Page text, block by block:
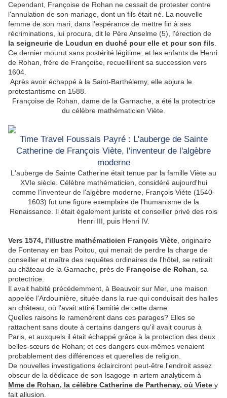
Cependant, Françoise de Rohan ne cessait de protester contre
l'annulation de son mariage, dont un fils était né. La nouvelle
femme de son mari, dans l'espérance de mettre fin à ses
récriminations, lui procura, dit le Père Anselme (5), l'érection de
la seigneurie de Loudun en duché pour elle et pour son fils
Ce dernier mourut sans postérité légitime, et les enfants de Henri
de Rohan, frère de Françoise, recueillirent sa succession vers
1604.
Après avoir échappé à la Saint-Barthélemy, elle abjura le
protestantisme en 1588.
Françoise de Rohan, dame de la Garnache, a été la protectrice
du célèbre mathématicien Viète.
Time Travel Foussais Payré : L'auberge de Sainte
Catherine de François Viète, l'inventeur de l'algèbre
moderne
L'auberge de Sainte Catherine était tenue par la famille Viète au
XVIe siècle. Célèbre mathématicien, considéré aujourd'hui
comme l'inventeur de l'algèbre moderne, François Viète (1540-
1603) fut une figure exemplaire de l'humanisme de la
Renaissance. Il était également juriste et conseiller privé des rois
Henri III, puis Henri IV.
Vers 1574, l’illustre mathématicien François Viète , originaire
de Fontenay en bas Poitou, qui menait de perdre la charge de
conseiller et maître des requêtes ordinaires de l'hôtel, se retirait
au château de la Garnache, près de Françoise de Rohan , sa
protectrice.
Il avait habité précédemment, à Beauvoir sur Mer, une maison
appelée l'Ardouinière, située dans la rue qui conduisait des halles
an château, où l'avait attiré l'amitié de cette dame.
Quelles raisons le ramenèrent dans ces parages? Elles se
rattachent sans doute à certains dangers qu'il avait courus à
Paris, et auxquels il était échappé grâce à la protection des deux
belles-sœurs de Rohan; et ces dangers eux-mêmes venaient
probablement des différences et querelles de religion.
De nouvelles investigations éclairciront peut-être l'endroit assez
obscur de la dédicace de son Isagoge in artem analyticem à
Mme de Rohan, la célèbre Catherine de Parthenay, où Viete y
fait allusion.